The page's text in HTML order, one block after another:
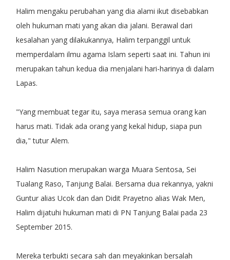
Halim mengaku perubahan yang dia alami ikut disebabkan
oleh hukuman mati yang akan dia jalani. Berawal dari
kesalahan yang dilakukannya, Halim terpanggil untuk
memperdalam ilmu agama Islam seperti saat ini. Tahun ini
merupakan tahun kedua dia menjalani hari-harinya di dalam
Lapas.
"Yang membuat tegar itu, saya merasa semua orang kan
harus mati. Tidak ada orang yang kekal hidup, siapa pun
dia," tutur Alem.
Halim Nasution merupakan warga Muara Sentosa, Sei
Tualang Raso, Tanjung Balai. Bersama dua rekannya, yakni
Guntur alias Ucok dan dan Didit Prayetno alias Wak Men,
Halim dijatuhi hukuman mati di PN Tanjung Balai pada 23
September 2015.
Mereka terbukti secara sah dan meyakinkan bersalah